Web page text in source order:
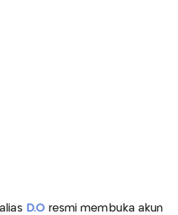
D.Oresmi membuka akun